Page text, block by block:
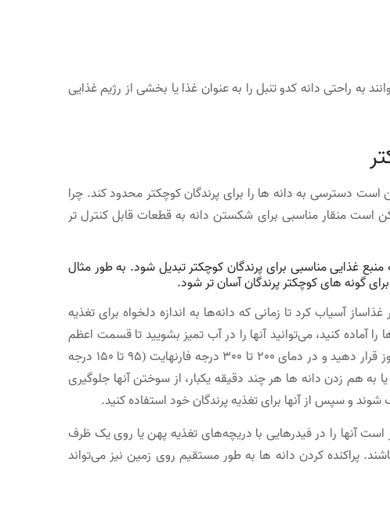
به راحتی دانه کدو تنبل را به عنوان غذا یا بخشی از رژیم غذایی
دسترسی به دانه ها را برای پرندگان کوچکتر محدود کند. چرا
است منقار مناسبی برای شکستن دانه به قطعات قابل کنترل تر
غذایی مناسبی برای پرندگان کوچکتر تبدیل شود. به طور مثال
گونه های کوچکتر پرندگان آسان تر شود.
آسیاب کرد تا زمانی که دانه‌ها به اندازه دلخواه برای تغذیه
آماده کنید، می‌توانید آنها را در آب تمیز بشویید تا قسمت اعظم
پالپ آن از بین برود. سپس دانه های تمیز شده را در یک سینی یا کاغذ نسوز قرار دهید و در دمای 200 تا 300 درجه فارنهایت (95 تا 150 درجه
که چرخاندن یا به هم زدن دانه ها هر چند دقیقه یکبار، از سوختن آنها جلوگیری
و سپس از آنها برای تغذیه پرندگان خود استفاده کنید.
است آنها را در فیدرهایی با دریچه‌های تغذیه پهن یا روی یک ظرف
پراکنده کردن دانه ها به طور مستقیم روی زمین نیز می‌تواند